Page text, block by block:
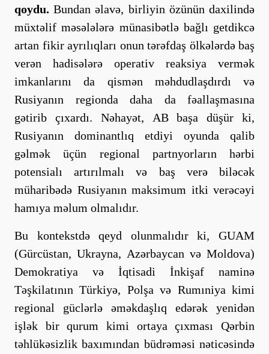
qoydu.Bundan əlavə, birliyin özünün daxilində
müxtəlif məsələlərə münasibətlə bağlı getdikcə
artan fikir ayrılıqları onun tərəfdaş ölkələrdə baş
verən hadisələrə operativ reaksiya vermək
imkanlarını da qismən məhdudlaşdırdı və
Rusiyanın regionda daha da fəallaşmasına
gətirib çıxardı. Nəhayət, AB başa düşür ki,
Rusiyanın dominantlıq etdiyi oyunda qalib
gəlmək üçün regional partnyorların hərbi
potensialı artırılmalı və baş verə biləcək
müharibədə Rusiyanın maksimum itki verəcəyi
hamıya məlum olmalıdır.
Bu kontekstdə qeyd olunmalıdır ki, GUAM
(Gürcüstan, Ukrayna, Azərbaycan və Moldova)
Demokratiya və İqtisadi İnkişaf naminə
Təşkilatının Türkiyə, Polşa və Rumıniya kimi
regional güclərlə əməkdaşlıq edərək yenidən
işlək bir qurum kimi ortaya çıxması Qərbin
təhlükəsizlik baxımından büdrəməsi nəticəsində